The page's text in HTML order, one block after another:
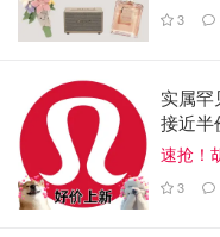
3
实属罕
接近半
速抢！
3